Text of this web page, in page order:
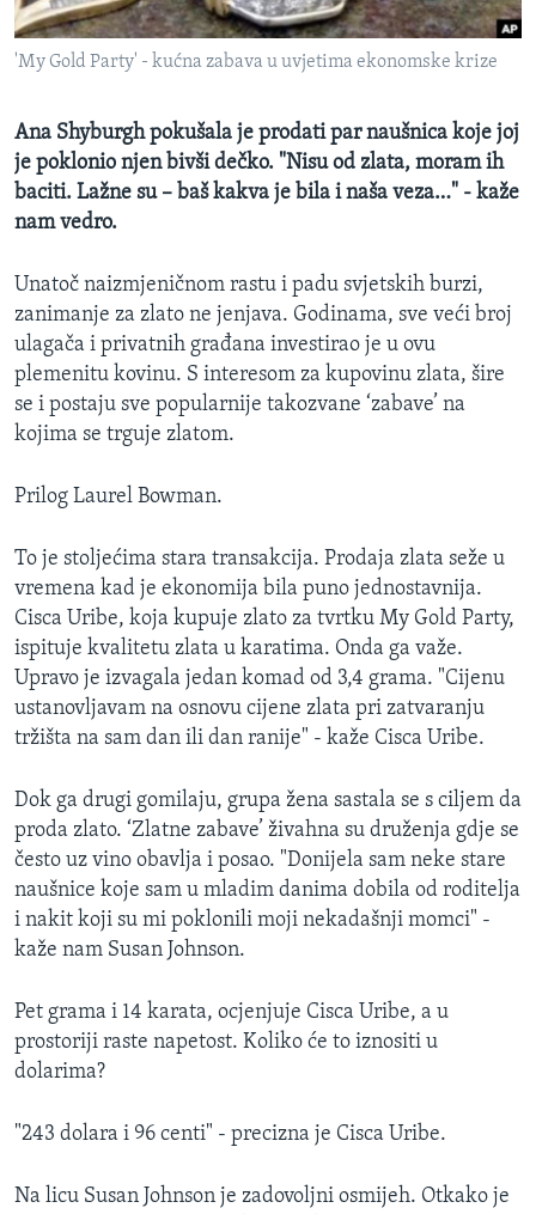
MAGAZIN
O GLASU AMERIKE
Learning English
PRATITE NAS
Jezici
'My Gold Party' - kućna zabava u uvjetima ekonomske krize
Ana Shyburgh pokušala je prodati par naušnica koje joj
je poklonio njen bivši dečko. "Nisu od zlata, moram ih
baciti. Lažne su – baš kakva je bila i naša veza…" - kaže
nam vedro.
Unatoč naizmjeničnom rastu i padu svjetskih burzi,
zanimanje za zlato ne jenjava. Godinama, sve veći broj
ulagača i privatnih građana investirao je u ovu
plemenitu kovinu. S interesom za kupovinu zlata, šire
se i postaju sve popularnije takozvane ‘zabave’ na
kojima se trguje zlatom.
Prilog Laurel Bowman.
To je stoljećima stara transakcija. Prodaja zlata seže u
vremena kad je ekonomija bila puno jednostavnija.
Cisca Uribe, koja kupuje zlato za tvrtku My Gold Party,
ispituje kvalitetu zlata u karatima. Onda ga važe.
Upravo je izvagala jedan komad od 3,4 grama. "Cijenu
ustanovljavam na osnovu cijene zlata pri zatvaranju
tržišta na sam dan ili dan ranije" - kaže Cisca Uribe.
Dok ga drugi gomilaju, grupa žena sastala se s ciljem da
proda zlato. ‘Zlatne zabave’ živahna su druženja gdje se
često uz vino obavlja i posao. "Donijela sam neke stare
naušnice koje sam u mladim danima dobila od roditelja
i nakit koji su mi poklonili moji nekadašnji momci" -
kaže nam Susan Johnson.
Pet grama i 14 karata, ocjenjuje Cisca Uribe, a u
prostoriji raste napetost. Koliko će to iznositi u
dolarima?
"243 dolara i 96 centi" - precizna je Cisca Uribe.
Na licu Susan Johnson je zadovoljni osmijeh. Otkako je